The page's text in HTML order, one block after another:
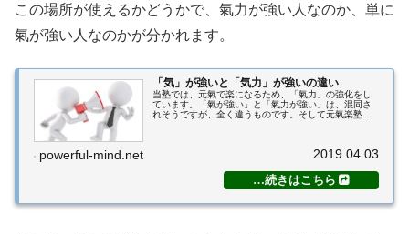
この場所が使えるかどうかで、氣力が強い人なのか、単に
氣が強い人なのかが分かれます。
「気」が強いと「気力」が強いの違い
当塾では、元氣で楽になるため、「氣力」の強化をし
ています。「氣が強い」と「氣力が強い」は、混同さ
れそうですが、全く違うものです。そして元氣楽塾の
powerful-mind.net 2019.04.03